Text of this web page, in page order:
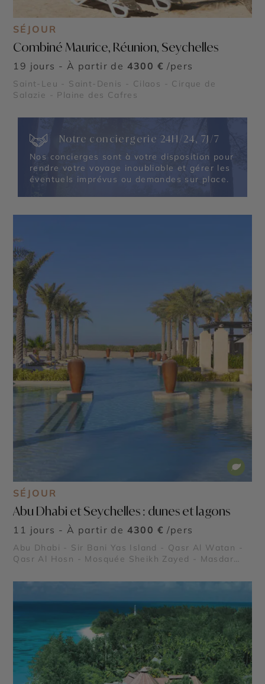
SÉJOUR
Combiné Maurice, Réunion, Seychelles
19 jours - À partir de 4300 € /pers
Saint-Leu - Saint-Denis - Cilaos - Cirque de
Salazie - Plaine des Cafres
Notre conciergerie 24H/24, 7J/7
Nos concierges sont à votre disposition pour
rendre votre voyage inoubliable et gérer les
éventuels imprévus ou demandes sur place.
SÉJOUR
Abu Dhabi et Seychelles : dunes et lagons
11 jours - À partir de 4300 € /pers
Abu Dhabi - Sir Bani Yas Island - Qasr Al Watan -
Qasr Al Hosn - Mosquée Sheikh Zayed - Masdar
Emirates Palace Mandarin Oriental - Al Ain Oasis -